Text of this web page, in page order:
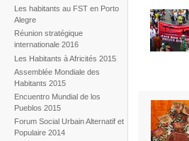
Les habitants au FST en Porto
Alegre
Réunion stratégique
internationale 2016
Les Habitants à Africités 2015
Assemblée Mondiale des
Habitants 2015
Encuentro Mundial de los
Pueblos 2015
Forum Social Urbain Alternatif et
Populaire 2014